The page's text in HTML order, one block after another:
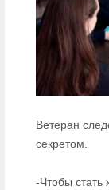
Ветеран
секретом.
-Чтобы стать